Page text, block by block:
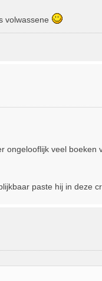
volwassene
ongelooflijk veel boeken
paste hij in deze